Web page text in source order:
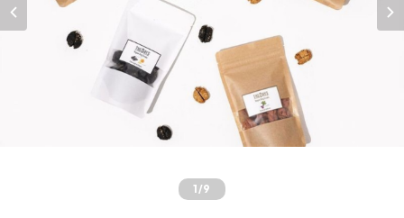
1/9